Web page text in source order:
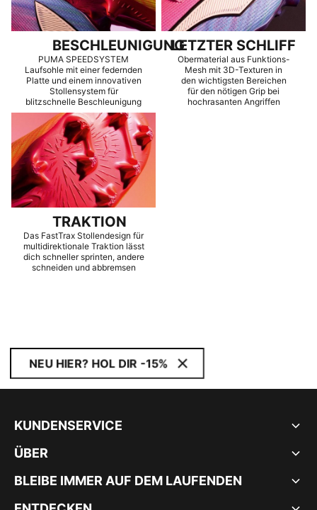
BESCHLEUNIGUNG
PUMA SPEEDSYSTEM
Laufsohle mit einer federnden
Platte und einem innovativen
Stollensystem für
blitzschnelle Beschleunigung
LETZTER SCHLIFF
Obermaterial aus Funktions-
Mesh mit 3D-Texturen in
den wichtigsten Bereichen
für den nötigen Grip bei
hochrasanten Angriffen
TRAKTION
Das FastTrax Stollendesign für
multidirektionale Traktion lässt
dich schneller sprinten, andere
schneiden und abbremsen
NEU HIER? HOL DIR -15%
KUNDENSERVICE
ÜBER
BLEIBE IMMER AUF DEM LAUFENDEN